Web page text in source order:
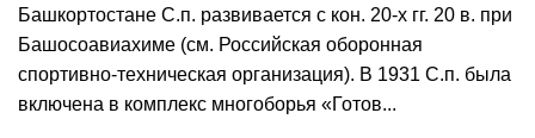
Башкортостане С.п. развивается с кон. 20-х гг. 20 в. при
Башосоавиахиме (см. Российская оборонная
спортивно-техническая организация). В 1931 С.п. была
включена в комплекс многоборья «Готов...